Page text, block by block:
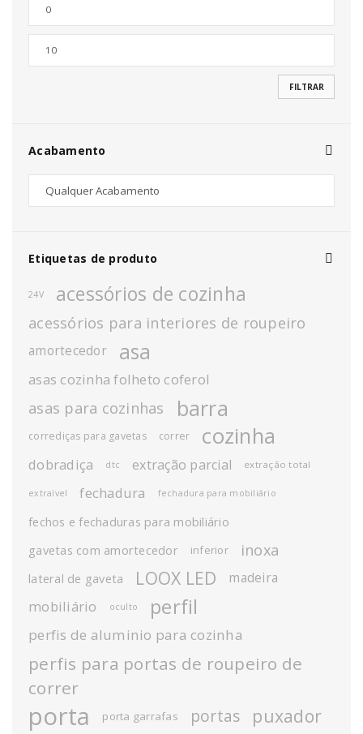
FILTRAR
Acabamento
Etiquetas de produto
24V acessórios de cozinha
acessórios para interiores de roupeiro
amortecedor asa
asas cozinha folheto coferol
asas para cozinhas barra
corrediças para gavetas correr cozinha
dobradiça dtc extração parcial extração total
extraível fechadura fechadura para mobiliário
fechos e fechaduras para mobiliário
gavetas com amortecedor
inferior inoxa
lateral de gaveta LOOX LED madeira
mobiliário oculto perfil
perfis de aluminio para cozinha
perfis para portas de roupeiro de
correr
porta porta garrafas portas puxador